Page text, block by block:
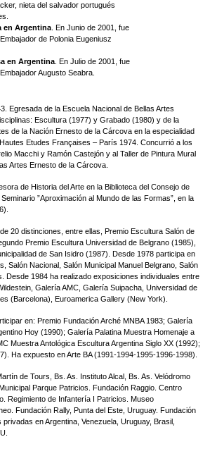
nieta del salvador portugués
en Argentina . En Junio de 2001, fue
de Polonia Eugeniusz
en Argentina . En Julio de 2001, fue
Augusto Seabra.
Egresada de la Escuela Nacional de Bellas Artes
Escultura (1977) y Grabado (1980) y de la
de la Nación Ernesto de la Cárcova en la especialidad
Etudes Françaises – París 1974. Concurrió a los
Macchi y Ramón Castejón y al Taller de Pintura Mural
Artes Ernesto de la Cárcova.
de Historia del Arte en la Biblioteca del Consejo de
”Aproximación al Mundo de las Formas”, en la
20 distinciones, entre ellas, Premio Escultura Salón de
Premio Escultura Universidad de Belgrano (1985),
de San Isidro (1987). Desde 1978 participa en
Salón Nacional, Salón Municipal Manuel Belgrano, Salón
Desde 1984 ha realizado exposiciones individuales entre
Galería AMC, Galería Suipacha, Universidad de
(Barcelona), Euroamerica Gallery (New York).
en: Premio Fundación Arché MNBA 1983; Galería
Hoy (1990); Galería Palatina Muestra Homenaje a
Muestra Antológica Escultura Argentina Siglo XX (1992);
Ha expuesto en Arte BA (1991-1994-1995-1996-1998).
de Tours, Bs. As. Instituto Alcal, Bs. As. Velódromo
Parque Patricios. Fundación Raggio. Centro
Regimiento de Infantería I Patricios. Museo
Fundación Rally, Punta del Este, Uruguay. Fundación
en Argentina, Venezuela, Uruguay, Brasil,